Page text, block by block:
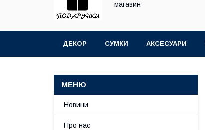
магазин
ДЕКОР СУМКИ АКСЕСУАРИ
Новини
Про нас